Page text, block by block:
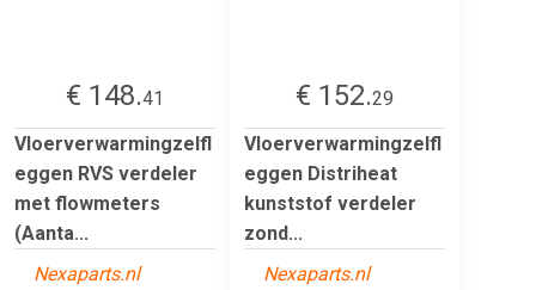
€ 148.41
Vloerverwarmingzelfl
eggen RVS verdeler
met flowmeters
(Aanta...
Nexaparts.nl
€ 152.29
Vloerverwarmingzelfl
eggen Distriheat
kunststof verdeler
zond...
Nexaparts.nl